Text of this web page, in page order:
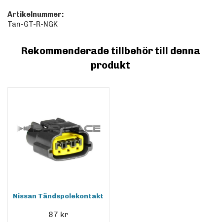
Artikelnummer:
Tan-GT-R-NGK
Rekommenderade tillbehör till denna
produkt
Nissan Tändspolekontakt
87 kr